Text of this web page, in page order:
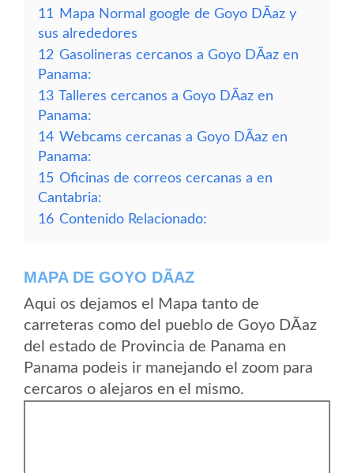
11
Mapa Normal google de Goyo DÃ­az y
sus alrededores
12 Gasolineras cercanos a Goyo DÃ­az en
Panama:
13 Talleres cercanos a Goyo DÃ­az en
Panama:
14 Webcams cercanas a Goyo DÃ­az en
Panama:
15 Oficinas de correos cercanas a en
Cantabria:
16 Contenido Relacionado:
MAPA DE GOYO DÃ­AZ
Aqui os dejamos el Mapa tanto de
carreteras como del pueblo de Goyo DÃ­az
del estado de Provincia de Panama en
Panama podeis ir manejando el zoom para
cercaros o alejaros en el mismo.